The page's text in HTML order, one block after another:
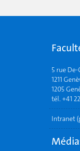
5 rue
1211
1205
tél. +41 22
Intranet